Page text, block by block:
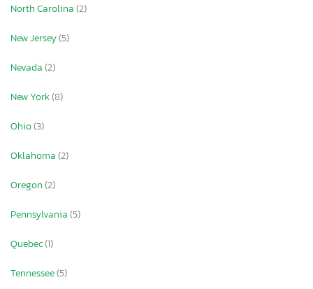
North Carolina(2)
New Jersey(5)
Nevada(2)
New York(8)
Ohio(3)
Oklahoma(2)
Oregon(2)
Pennsylvania(5)
Quebec(1)
Tennessee(5)